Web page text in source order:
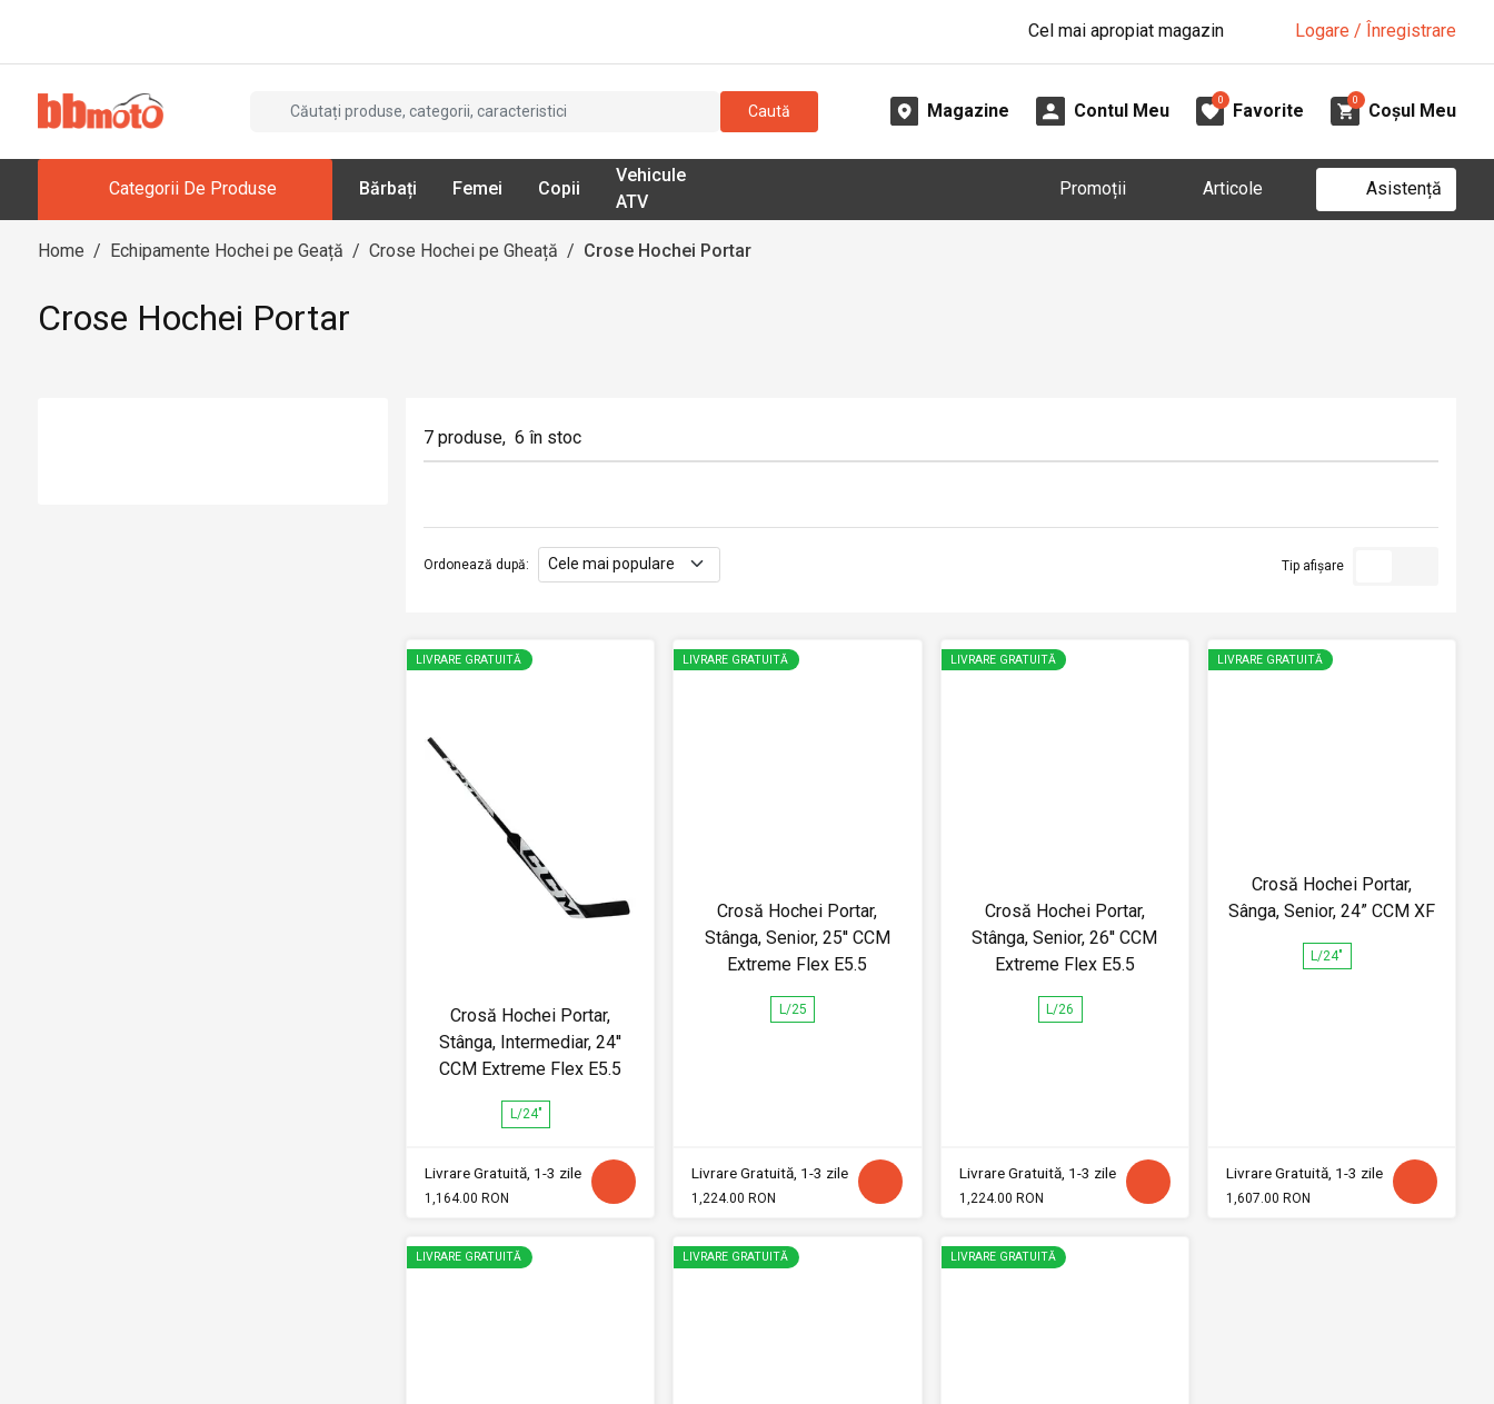
Cel mai apropiat magazin Logare / Înregistrare
Caută Magazine Contul Meu
0
Favorite
0
Coșul Meu
Categorii De Produse Bărbați Femei Copii
Vehicule
ATV
Promoții Articole Asistență
Home / Echipamente Hochei pe Geață / Crose Hochei pe Gheață / Crose Hochei Portar
Crose Hochei Portar
7 produse, 6 în stoc
Ordonează după: Tip afișare
LIVRARE GRATUITĂ
Crosă Hochei Portar,
Stânga, Intermediar, 24''
CCM Extreme Flex E5.5
L/24"
Livrare Gratuită, 1-3 zile
1,164.00 RON
LIVRARE GRATUITĂ
Crosă Hochei Portar,
Stânga, Senior, 25'' CCM
Extreme Flex E5.5
L/25
Livrare Gratuită, 1-3 zile
1,224.00 RON
LIVRARE GRATUITĂ
Crosă Hochei Portar,
Stânga, Senior, 26'' CCM
Extreme Flex E5.5
L/26
Livrare Gratuită, 1-3 zile
1,224.00 RON
LIVRARE GRATUITĂ
Crosă Hochei Portar,
Sânga, Senior, 24” CCM XF
L/24"
Livrare Gratuită, 1-3 zile
1,607.00 RON
LIVRARE GRATUITĂ LIVRARE GRATUITĂ LIVRARE GRATUITĂ